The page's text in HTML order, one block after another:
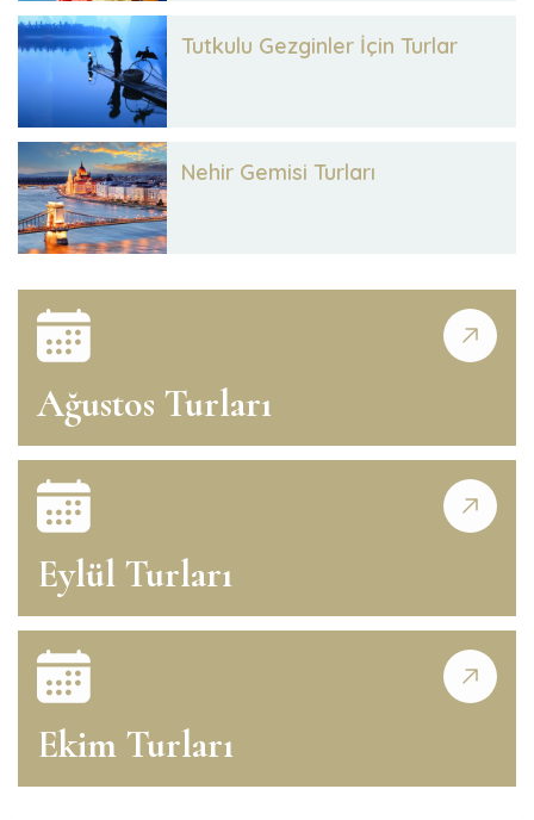
Tutkulu Gezginler İçin Turlar
Nehir Gemisi Turları
Ağustos Turları
Eylül Turları
Ekim Turları